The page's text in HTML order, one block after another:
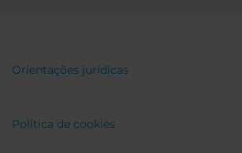
Orientações jurídicas
Política de cookies